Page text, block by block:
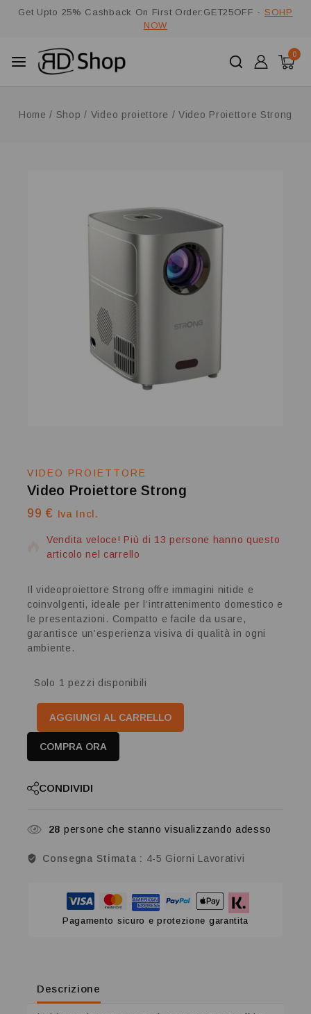
Get Upto 25% Cashback On First Order:GET25OFF - SOHP
NOW
0
Home / Shop / Video proiettore / Video Proiettore Strong
VIDEO PROIETTORE
Video Proiettore Strong
99€ Iva Incl.
2 prodotti venduti nelle ultime 4 ore
Vendita veloce! Più di 13 persone hanno questo
articolo nel carrello
Il videoproiettore Strong offre immagini nitide e
coinvolgenti, ideale per l’intrattenimento domestico e
le presentazioni. Compatto e facile da usare,
garantisce un’esperienza visiva di qualità in ogni
ambiente.
Solo 1 pezzi disponibili
AGGIUNGI AL CARRELLO
COMPRA ORA
CONDIVIDI
28 persone che stanno visualizzando adesso
Consegna Stimata : 4-5 Giorni Lavorativi
Pagamento sicuro e protezione garantita
Descrizione